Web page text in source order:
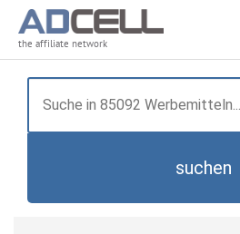
the affiliate network
suchen